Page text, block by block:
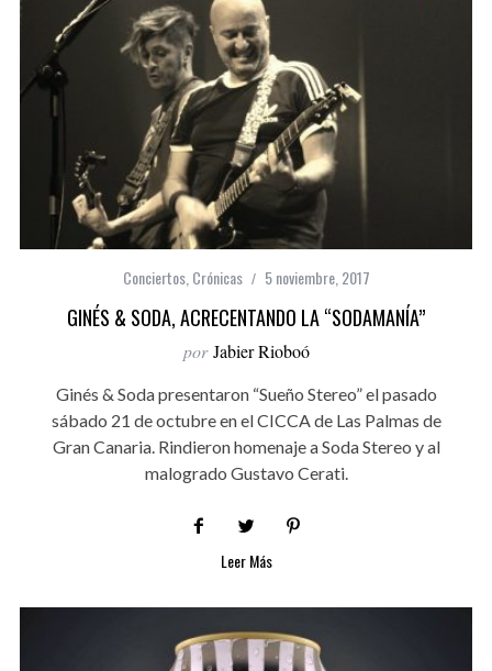
Conciertos, Crónicas 5 noviembre, 2017
GINÉS & SODA, ACRECENTANDO LA “SODAMANÍA”
por Jabier Rioboó
Ginés & Soda presentaron “Sueño Stereo” el pasado
sábado 21 de octubre en el CICCA de Las Palmas de
Gran Canaria. Rindieron homenaje a Soda Stereo y al
malogrado Gustavo Cerati.
Leer Más